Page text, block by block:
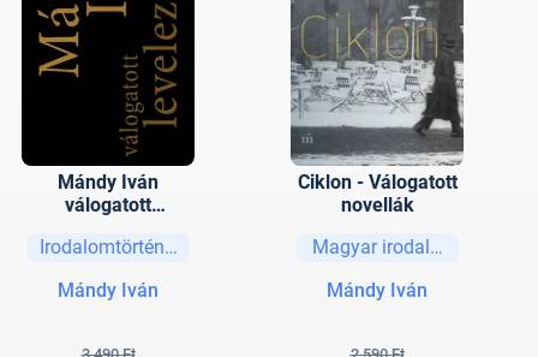
Mándy Iván
válogatott
Irodalomtörténet
Mándy Iván
Ciklon - Válogatott
novellák
Magyar irodalom
Mándy Iván